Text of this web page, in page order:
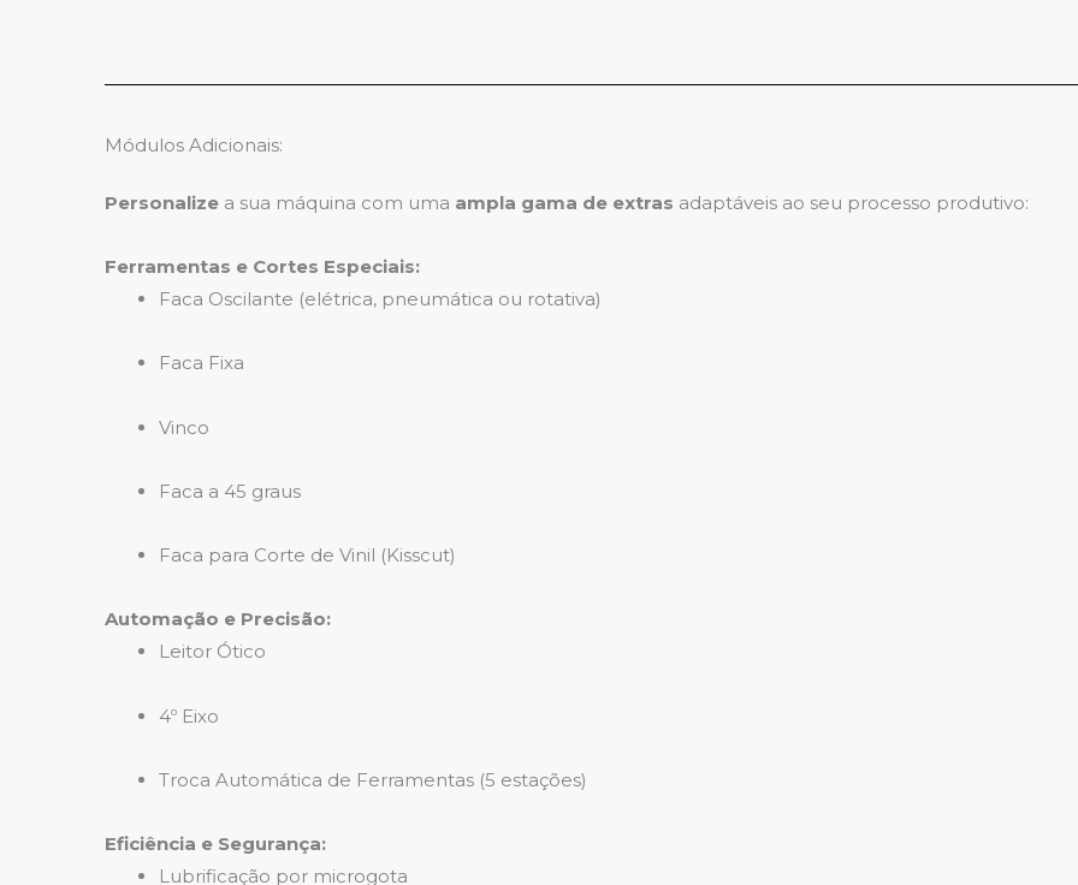
Módulos Adicionais:
Personalize a sua máquina com uma ampla gama de extras adaptáveis ao seu processo produtivo:
Ferramentas e Cortes Especiais:
Faca Oscilante (elétrica, pneumática ou rotativa)
Faca Fixa
Vinco
Faca a 45 graus
Faca para Corte de Vinil (Kisscut)
Automação e Precisão:
Leitor Ótico
4º Eixo
Troca Automática de Ferramentas (5 estações)
Eficiência e Segurança:
Lubrificação por microgota